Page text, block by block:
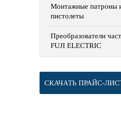
Монтажные патроны
пистолеты
Преобразователи
FUJI ELECTRIC
СКАЧАТЬ ПРАЙС-